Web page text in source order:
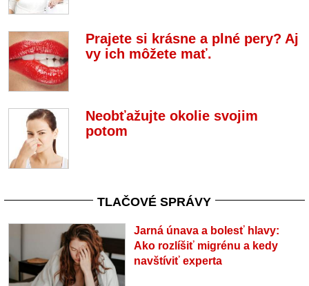
Prajete si krásne a plné pery? Aj
vy ich môžete mať.
Neobťažujte okolie svojim
potom
TLAČOVÉ SPRÁVY
Jarná únava a bolesť hlavy:
Ako rozlíšiť migrénu a kedy
navštíviť experta